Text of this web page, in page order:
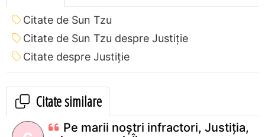
Citate de Sun Tzu
Citate de Sun Tzu despre Justiție
Citate despre Justiție
Citate similare
Pe marii noştri infractori, Justiţia,